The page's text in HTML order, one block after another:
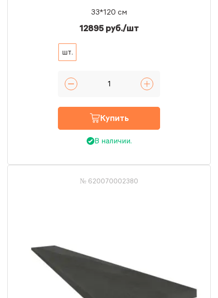
33*120 см
12895 руб./шт
шт.
Купить
В наличии.
№ 620070002380